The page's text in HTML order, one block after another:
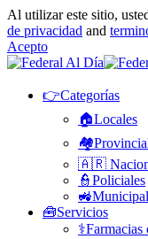
Al utilizar este sitio,
de privacidad and
Acepto
👉Categorías
🏠Locales
🇦🇷
👮Policiales
🧰Servicios
⚕️Farmacias